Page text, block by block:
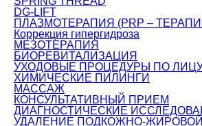
DG-LIFT
ПЛАЗМОТЕРАПИЯ (PRP –
Коррекция гипергидроза
МЕЗОТЕРАПИЯ
БИОРЕВИТАЛИЗАЦИЯ
УХОДОВЫЕ ПРОЦЕДУРЫ ПО
ХИМИЧЕСКИЕ ПИЛИНГИ
МАССАЖ
КОНСУЛЬТАТИВНЫЙ ПРИЕМ
ДИАГНОСТИЧЕСКИЕ
УДАЛЕНИЕ ПОДКОЖНО-ЖИРОВОЙ